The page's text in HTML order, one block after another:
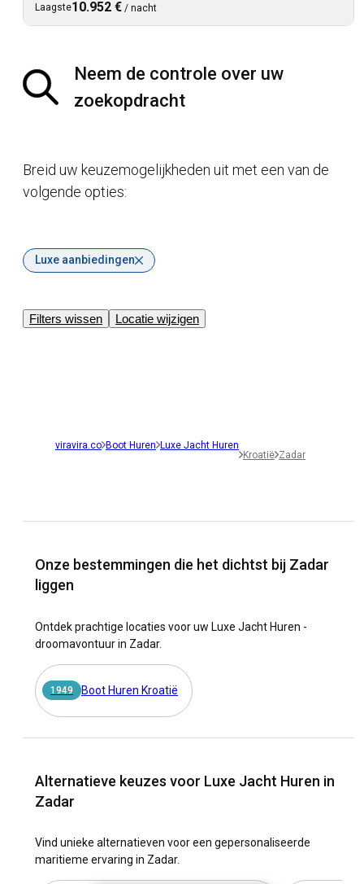
Laagste10.952 € / nacht
Neem de controle over uw
zoekopdracht
Breid uw keuzemogelijkheden uit met een van de
volgende opties:
Luxe aanbiedingen
Filters wissen Locatie wijzigen
viravira.co Boot Huren Luxe Jacht Huren
Kroatië Zadar
Onze bestemmingen die het dichtst bij Zadar
liggen
Ontdek prachtige locaties voor uw Luxe Jacht Huren -
droomavontuur in Zadar.
1949 Boot Huren Kroatië
Alternatieve keuzes voor Luxe Jacht Huren in
Zadar
Vind unieke alternatieven voor een gepersonaliseerde
maritieme ervaring in Zadar.